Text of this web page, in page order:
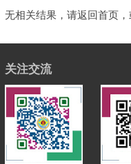
无相关结果，请返回首页，
关注交流